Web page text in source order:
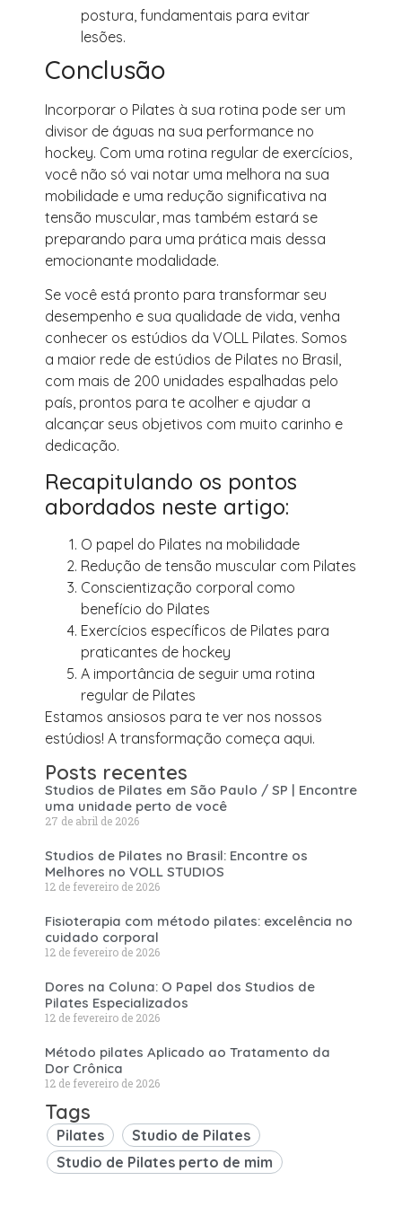
postura, fundamentais para evitar
lesões.
Conclusão
Incorporar o Pilates à sua rotina pode ser um
divisor de águas na sua performance no
hockey. Com uma rotina regular de exercícios,
você não só vai notar uma melhora na sua
mobilidade e uma redução significativa na
tensão muscular, mas também estará se
preparando para uma prática mais dessa
emocionante modalidade.
Se você está pronto para transformar seu
desempenho e sua qualidade de vida, venha
conhecer os estúdios da VOLL Pilates. Somos
a maior rede de estúdios de Pilates no Brasil,
com mais de 200 unidades espalhadas pelo
país, prontos para te acolher e ajudar a
alcançar seus objetivos com muito carinho e
dedicação.
Recapitulando os pontos
abordados neste artigo:
O papel do Pilates na mobilidade
Redução de tensão muscular com Pilates
Conscientização corporal como
benefício do Pilates
Exercícios específicos de Pilates para
praticantes de hockey
A importância de seguir uma rotina
regular de Pilates
Estamos ansiosos para te ver nos nossos
estúdios! A transformação começa aqui.
Posts recentes
Studios de Pilates em São Paulo / SP | Encontre
uma unidade perto de você
27 de abril de 2026
Studios de Pilates no Brasil: Encontre os
Melhores no VOLL STUDIOS
12 de fevereiro de 2026
Fisioterapia com método pilates: excelência no
cuidado corporal
12 de fevereiro de 2026
Dores na Coluna: O Papel dos Studios de
Pilates Especializados
12 de fevereiro de 2026
Método pilates Aplicado ao Tratamento da
Dor Crônica
12 de fevereiro de 2026
Tags
Pilates
Studio de Pilates
Studio de Pilates perto de mim